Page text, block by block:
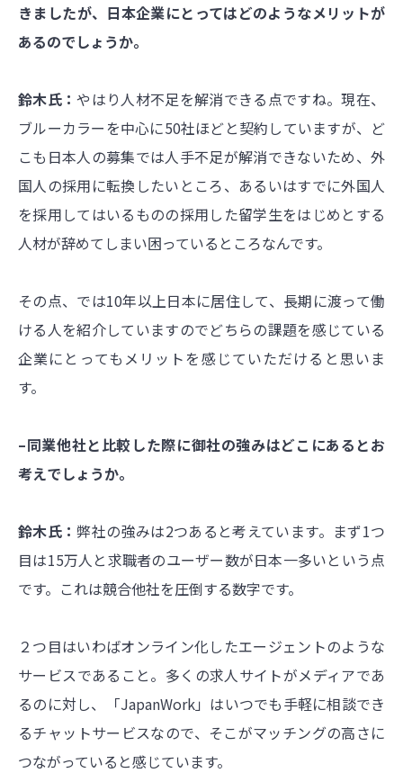
きましたが、日本企業にとってはどのようなメリットが
あるのでしょうか。
鈴木氏：やはり人材不足を解消できる点ですね。現在、
ブルーカラーを中心に50社ほどと契約していますが、ど
こも日本人の募集では人手不足が解消できないため、外
国人の採用に転換したいところ、あるいはすでに外国人
を採用してはいるものの採用した留学生をはじめとする
人材が辞めてしまい困っているところなんです。
その点、では10年以上日本に居住して、長期に渡って働
ける人を紹介していますのでどちらの課題を感じている
企業にとってもメリットを感じていただけると思いま
す。
–同業他社と比較した際に御社の強みはどこにあるとお
考えでしょうか。
鈴木氏：弊社の強みは2つあると考えています。まず1つ
目は15万人と求職者のユーザー数が日本一多いという点
です。これは競合他社を圧倒する数字です。
２つ目はいわばオンライン化したエージェントのような
サービスであること。多くの求人サイトがメディアであ
るのに対し、「JapanWork」はいつでも手軽に相談でき
るチャットサービスなので、そこがマッチングの高さに
つながっていると感じています。